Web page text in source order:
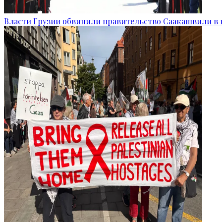
Власти Грузии обвинили правительство Саакашвили в